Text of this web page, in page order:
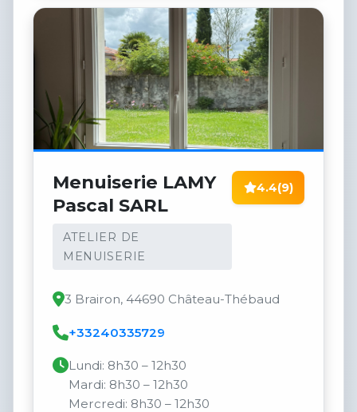
Menuiserie LAMY
Pascal SARL
ATELIER DE
MENUISERIE
4.4(9)
3 Brairon, 44690 Château-Thébaud
+33240335729
Lundi: 8h30 – 12h30
Mardi: 8h30 – 12h30
Mercredi: 8h30 – 12h30